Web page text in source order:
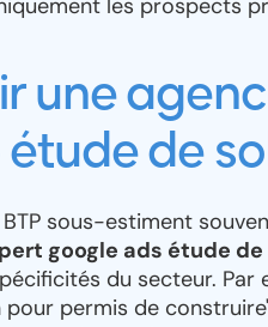
les prospects
une
de
BTP sous-estiment
google ads étude de
du secteur. Par
permis de